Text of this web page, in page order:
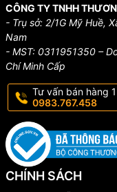
CÔNG TY TNHH
- Trụ sở: 2/1G Mỹ Huề,
Nam
- MST: 0311951350 –
Chí Minh Cấp
Tư vấn bán hàng 1
0983.767.458
CHÍNH SÁCH